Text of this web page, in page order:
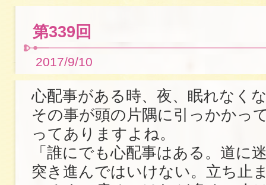
第339回
2017/9/10
心配事がある時、夜、眠れなく
その事が頭の片隅に引っかかっ
ってありますよね。
「誰にでも心配事はある。道に
突き進んではいけない。立ち止